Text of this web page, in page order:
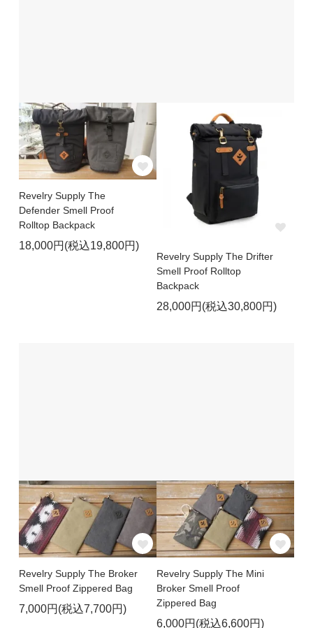
Revelry Supply The
Defender Smell Proof
Rolltop Backpack
18,000円(税込19,800円)
Revelry Supply The Drifter
Smell Proof Rolltop
Backpack
28,000円(税込30,800円)
Revelry Supply The Broker
Smell Proof Zippered Bag
7,000円(税込7,700円)
Revelry Supply The Mini
Broker Smell Proof
Zippered Bag
6,000円(税込6,600円)